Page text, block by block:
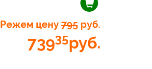
Режем цену795руб.
73935руб.